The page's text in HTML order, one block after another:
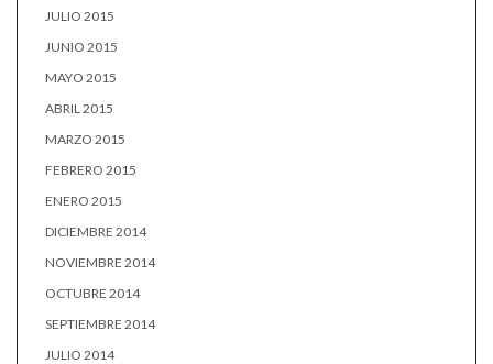
JULIO 2015
JUNIO 2015
MAYO 2015
ABRIL 2015
MARZO 2015
FEBRERO 2015
ENERO 2015
DICIEMBRE 2014
NOVIEMBRE 2014
OCTUBRE 2014
SEPTIEMBRE 2014
JULIO 2014